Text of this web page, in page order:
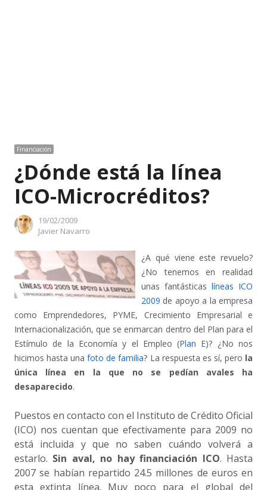
Financiación
¿Dónde está la línea
ICO-Microcréditos?
19/02/2009
Author
Javier Navarro
¿A qué viene este revuelo?
¿No tenemos en realidad
unas fantásticas líneas ICO
2009 de apoyo a la empresa
como Emprendedores, PYME, Crecimiento Empresarial e
Internacionalización, que se enmarcan dentro del Plan para el
Estímulo de la Economía y el Empleo (Plan E)? ¿No nos
hicimos hasta unafoto de familia? La respuesta es sí, pero la
única línea en la que no se pedían avales ha
desaparecido.
Puestos en contacto con el Instituto de Crédito Oficial
(ICO) nos cuentan que efectivamente para 2009 no
está incluida y que no saben cuándo volverá a
estarlo. Sin aval, no hay financiación ICO. Hasta
2007 se habían repartido 24.5 millones de euros en
esta extinta línea. Muy poco para el global del